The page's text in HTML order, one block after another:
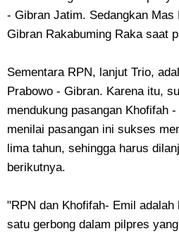
- Gibran Jatim. Sedangkan
Gibran Rakabuming Raka saat
Sementara RPN, lanjut Trio,
Prabowo - Gibran. Karena itu,
mendukung pasangan Khofifah
menilai pasangan ini sukses
lima tahun, sehingga harus
berikutnya.
"RPN dan Khofifah- Emil
satu gerbong dalam pilpres